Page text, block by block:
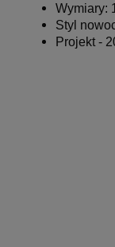
Wymiary:
Styl
Projekt -